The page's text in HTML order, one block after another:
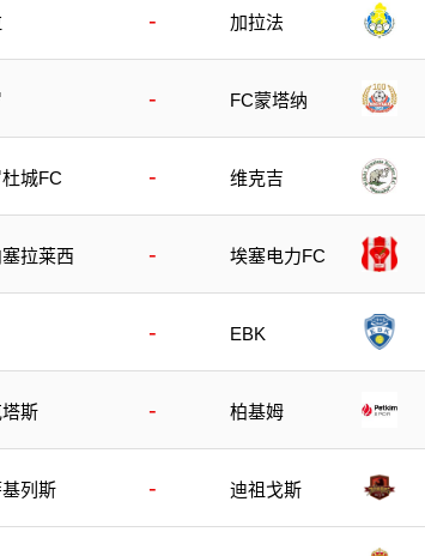
- 加拉法
- FC蒙塔纳
城FC - 维克吉
拉莱西 - 埃塞电力FC
- EBK
斯 - 柏基姆
列斯 - 迪祖戈斯